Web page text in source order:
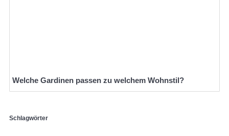
Welche Gardinen passen zu welchem Wohnstil?
Schlagwörter